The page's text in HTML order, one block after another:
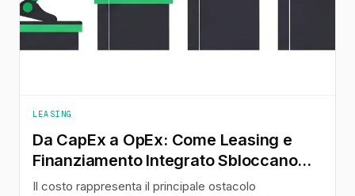
LEASING
Da CapEx a OpEx: Come Leasing e
Finanziamento Integrato Sbloccano
l'Adozione di Umanoidi
Il costo rappresenta il principale ostacolo